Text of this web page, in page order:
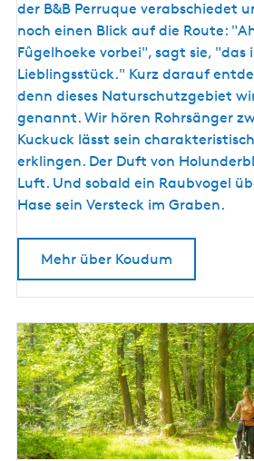
d
u
m
der B&B Perruque verabschiedet
noch einen Blick auf die Route:
Fûgelhoeke vorbei", sagt sie, "das
Lieblingsstück." Kurz darauf
denn dieses Naturschutzgebiet
genannt. Wir hören Rohrsänger
Kuckuck lässt sein
erklingen. Der Duft von
Luft. Und sobald ein Raubvogel
Hase sein Versteck im Graben.
Mehr über Koudum